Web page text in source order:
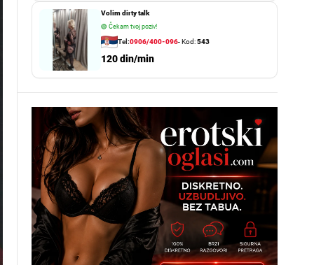
Volim dirty talk
🟢 Čekam tvoj poziv!
Tel:0906/400-096- Kod:543
120 din/min